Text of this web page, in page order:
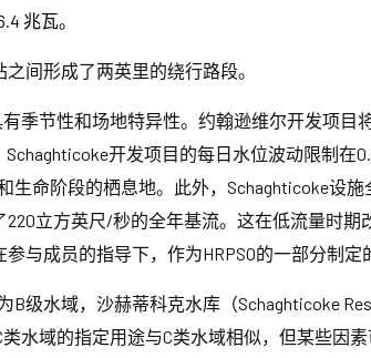
兆瓦。
间形成了两英里的绕行路段。
季节性和场地特异性。约翰逊维尔开发项目
开发项目的每日水位波动限制
命阶段的栖息地。此外，Schaghticoke设施
立方英尺/秒的全年基流。这在低流量时
与成员的指导下，作为HRPSO的一部分制定
B级水域，沙赫蒂科克水库（Schaghticoke
类水域的指定用途与C类水域相似，但某些因